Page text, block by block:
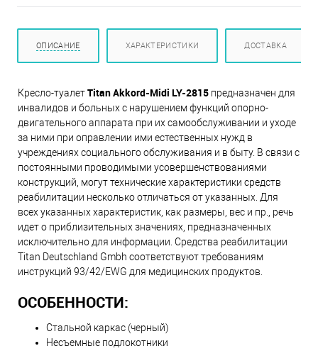
ОПИСАНИЕ ХАРАКТЕРИСТИКИ ДОСТАВКА
Кресло-туалетTitanAkkord-Midi LY-2815 предназначен для
инвалидов и больных с нарушением функций опорно-
двигательного аппарата при их самообслуживании и уходе
за ними при оправлении ими естественных нужд в
учреждениях социального обслуживания и в быту. В связи с
постоянными проводимыми усовершенствованиями
конструкций, могут технические характеристики средств
реабилитации несколько отличаться от указанных. Для
всех указанных характеристик, как размеры, вес и пр., речь
идет о приблизительных значениях, предназначенных
исключительно для информации. Средства реабилитации
Titan Deutschland Gmbh соответствуют требованиям
инструкций 93/42/EWG для медицинских продуктов.
ОСОБЕННОСТИ:
Стальной каркас (черный)
Несъемные подлокотники